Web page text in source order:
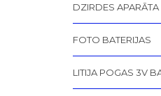
DZIRDES
FOTO BATERIJAS
LITIJA POGAS 3V